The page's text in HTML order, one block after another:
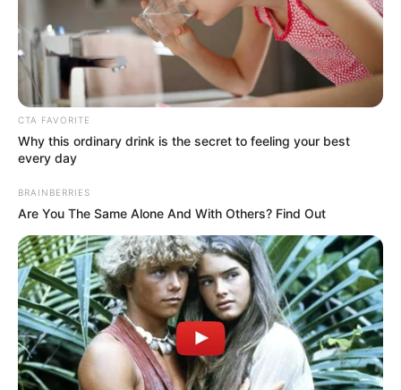
CTA FAVORITE
Why this ordinary drink is the secret to feeling your best
every day
BRAINBERRIES
Are You The Same Alone And With Others? Find Out